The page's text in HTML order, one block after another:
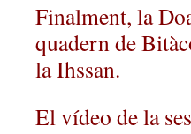
Finalment, la
quadern de
la Ihssan.
El vídeo de la